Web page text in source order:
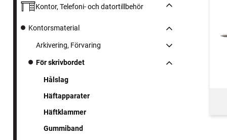
Kontor, Telefoni- och datortillbehör
Kontorsmaterial
Arkivering, Förvaring
För skrivbordet
Hålslag
Häftapparater
Häftklammer
Gummiband